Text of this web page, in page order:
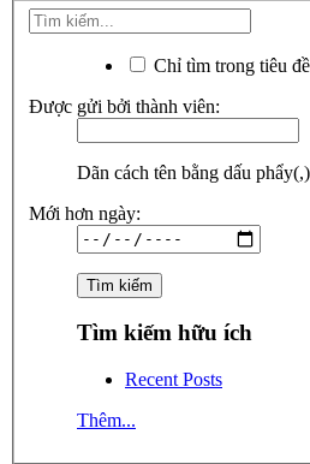
Chỉ tìm trong tiêu đề
Được gửi bởi thành viên:
Dãn cách tên bằng dấu
Mới hơn ngày:
Tìm kiếm hữu ích
Recent Posts
Thêm...